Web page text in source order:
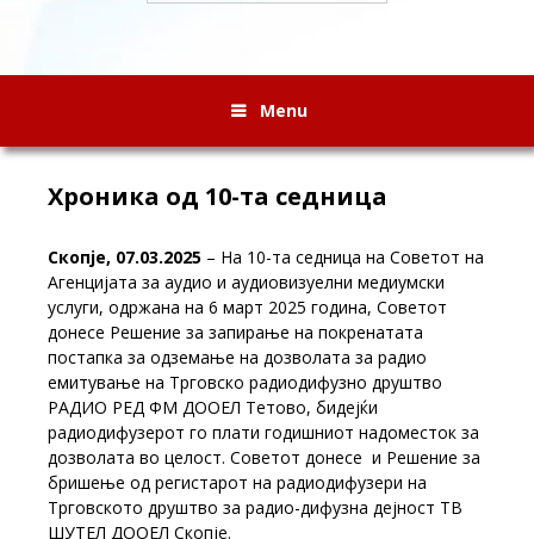
Menu
Хроника од 10-та седница
Скопје, 07.03.2025 – На 10-та седница на Советот на
Агенцијата за аудио и аудиовизуелни медиумски
услуги, одржана на 6 март 2025 година, Советот
донесе Решение за запирање на покренатата
постапка за одземање на дозволата за радио
емитување на Трговско радиодифузно друштво
РАДИО РЕД ФМ ДООЕЛ Тетово, бидејќи
радиодифузерот го плати годишниот надоместок за
дозволата во целост. Советот донесе и Решение за
бришење од регистарот на радиодифузери на
Трговското друштво за радио-дифузна дејност ТВ
ШУТЕЛ ДООЕЛ Скопје.